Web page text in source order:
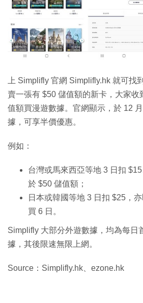
上 Simplifly 官網 Simplifly.hk 就可找
賣一張有 $50 儲值額的新卡，大家收
值額買漫遊數據。官網顯示，於 12
據，可享半價優惠。
例如：
台灣或馬來西亞等地 3 日扣
於 $50 儲值額；
日本或韓國等地 3 日扣 $25，
買 6 日。
Simplifly 大部分外遊數據，均為每日
據，其後限速無限上網。
Source：Simplifly.hk、ezone.hk